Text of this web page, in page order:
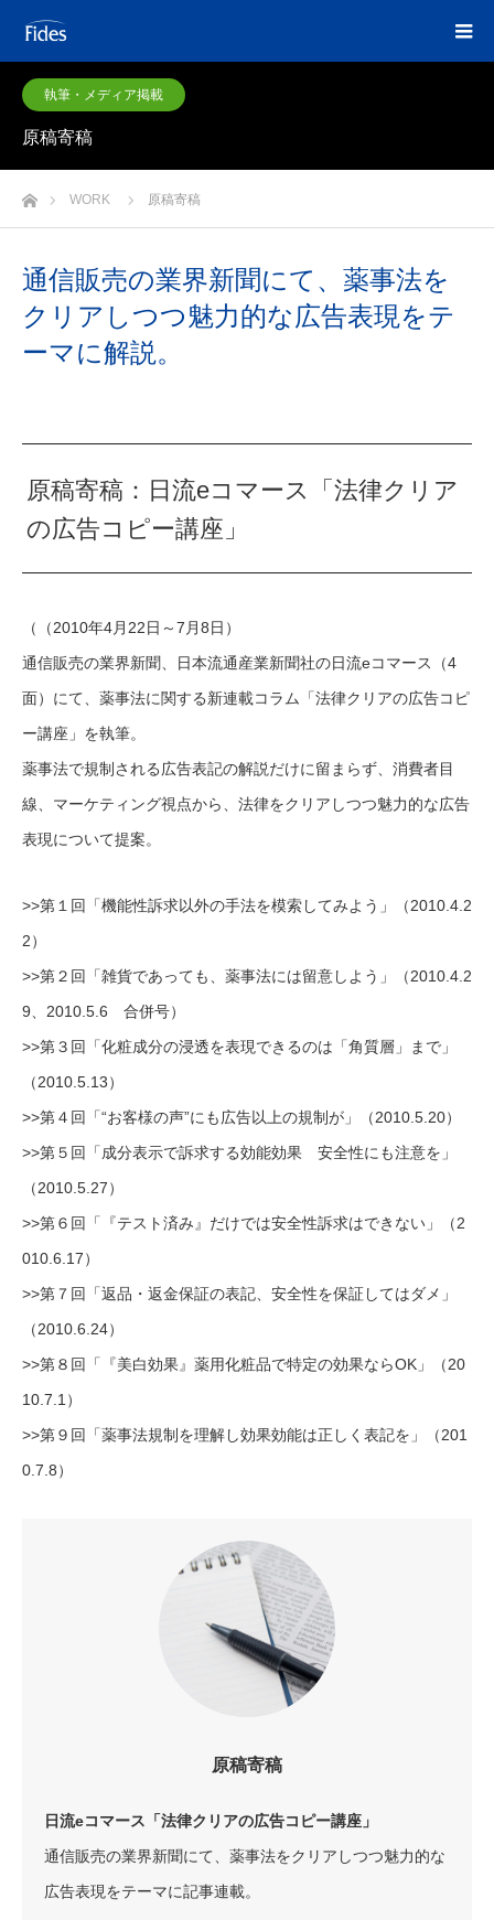
執筆・メディア掲載
原稿寄稿
ホームWORK 原稿寄稿
通信販売の業界新聞にて、薬事法を
クリアしつつ魅力的な広告表現をテ
ーマに解説。
原稿寄稿：日流eコマース「法律クリア
の広告コピー講座」
（（2010年4月22日～7月8日）
通信販売の業界新聞、日本流通産業新聞社の日流eコマース（4
面）にて、薬事法に関する新連載コラム「法律クリアの広告コピ
ー講座」を執筆。
薬事法で規制される広告表記の解説だけに留まらず、消費者目
線、マーケティング視点から、法律をクリアしつつ魅力的な広告
表現について提案。
>>第１回「機能性訴求以外の手法を模索してみよう」（2010.4.2
2）
>>第２回「雑貨であっても、薬事法には留意しよう」（2010.4.2
9、2010.5.6 合併号）
>>第３回「化粧成分の浸透を表現できるのは「角質層」まで」
（2010.5.13）
>>第４回「“お客様の声”にも広告以上の規制が」（2010.5.20）
>>第５回「成分表示で訴求する効能効果 安全性にも注意を」
（2010.5.27）
>>第６回「『テスト済み』だけでは安全性訴求はできない」（2
010.6.17）
>>第７回「返品・返金保証の表記、安全性を保証してはダメ」
（2010.6.24）
>>第８回「『美白効果』薬用化粧品で特定の効果ならOK」（20
10.7.1）
>>第９回「薬事法規制を理解し効果効能は正しく表記を」（201
0.7.8）
原稿寄稿
日流eコマース「法律クリアの広告コピー講座」
通信販売の業界新聞にて、薬事法をクリアしつつ魅力的な
広告表現をテーマに記事連載。